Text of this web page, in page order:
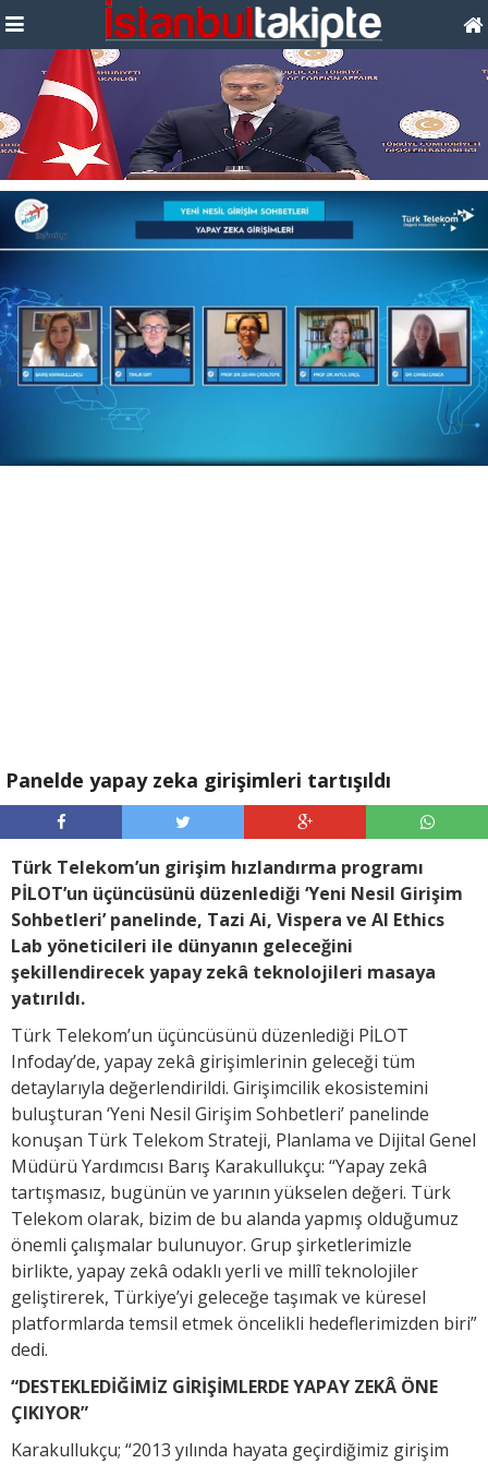
Panelde yapay zeka girişimleri tartışıldı
Türk Telekom’un girişim hızlandırma programı
PİLOT’un üçüncüsünü düzenlediği ‘Yeni Nesil Girişim
Sohbetleri’ panelinde, Tazi Ai, Vispera ve Al Ethics
Lab yöneticileri ile dünyanın geleceğini
şekillendirecek yapay zekâ teknolojileri masaya
yatırıldı.
Türk Telekom’un üçüncüsünü düzenlediği PİLOT
Infoday’de, yapay zekâ girişimlerinin geleceği tüm
detaylarıyla değerlendirildi. Girişimcilik ekosistemini
buluşturan ‘Yeni Nesil Girişim Sohbetleri’ panelinde
konuşan Türk Telekom Strateji, Planlama ve Dijital Genel
Müdürü Yardımcısı Barış Karakullukçu: “Yapay zekâ
tartışmasız, bugünün ve yarının yükselen değeri. Türk
Telekom olarak, bizim de bu alanda yapmış olduğumuz
önemli çalışmalar bulunuyor. Grup şirketlerimizle
birlikte, yapay zekâ odaklı yerli ve millî teknolojiler
geliştirerek, Türkiye’yi geleceğe taşımak ve küresel
platformlarda temsil etmek öncelikli hedeflerimizden biri”
dedi.
“DESTEKLEDİĞİMİZ GİRİŞİMLERDE YAPAY ZEKÂ ÖNE
ÇIKIYOR”
Karakullukçu; “2013 yılında hayata geçirdiğimiz girişim